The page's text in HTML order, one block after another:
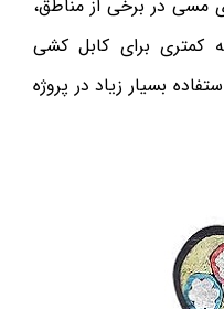
در برخی از مناطق،
کمتری برای کابل کشی
بسیار زیاد در پروژه